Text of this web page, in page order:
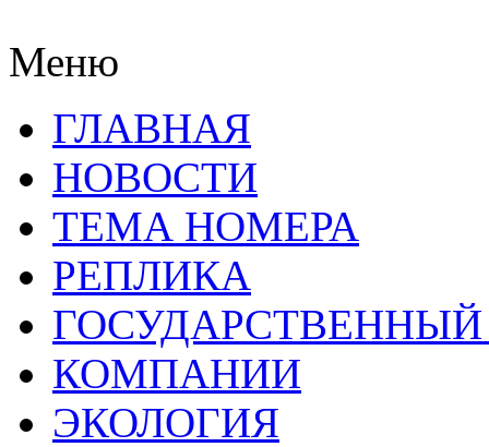
Меню
ГЛАВНАЯ
НОВОСТИ
ТЕМА НОМЕРА
РЕПЛИКА
КОМПАНИИ
ЭКОЛОГИЯ